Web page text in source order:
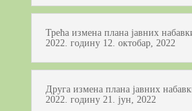
Трећа измена плана јавних
2022. годину 12. октобар, 2022
Друга измена плана јавних
2022. годину 21. јун, 2022